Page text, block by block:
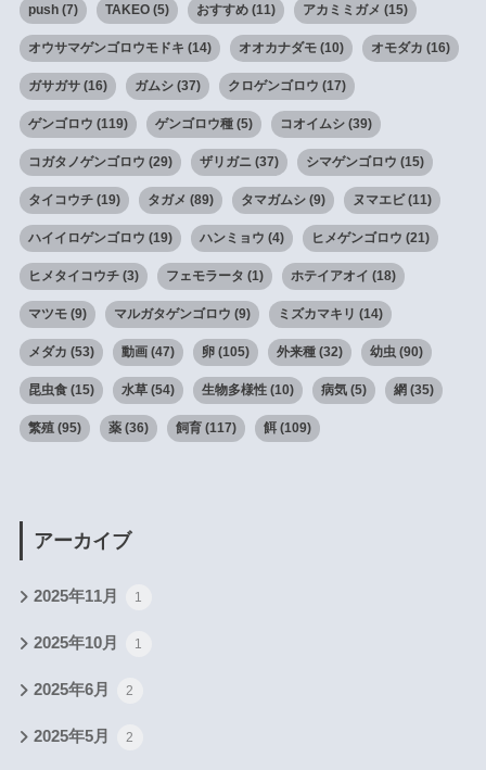
push(7) TAKEO(5) おすすめ(11) アカミミガメ (15)
オウサマゲンゴロウモドキ (14) オオカナダモ(10) オモダカ (16)
ガサガサ(16) ガムシ(37) クロゲンゴロウ (17)
ゲンゴロウ (119) ゲンゴロウ種(5) コオイムシ(39)
コガタノゲンゴロウ (29) ザリガニ(37) シマゲンゴロウ (15)
タイコウチ(19) タガメ (89) タマガムシ(9) ヌマエビ(11)
ハイイロゲンゴロウ (19) ハンミョウ (4) ヒメゲンゴロウ (21)
ヒメタイコウチ(3) フェモラータ (1) ホテイアオイ (18)
マツモ(9) マルガタゲンゴロウ (9) ミズカマキリ (14)
メダカ (53) 動画(47) 卵(105) 外来種(32) 幼虫(90)
昆虫食(15) 水草(54) 生物多様性(10) 病気(5) 網 (35)
繁殖(95) 薬(36) 飼育(117) 餌(109)
アーカイブ
2025年11月 1
2025年10月 1
2025年6月 2
2025年5月 2